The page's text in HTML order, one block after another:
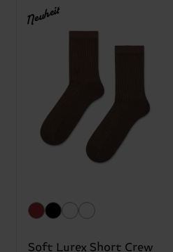
Neuheit
Soft Lurex Short Crew